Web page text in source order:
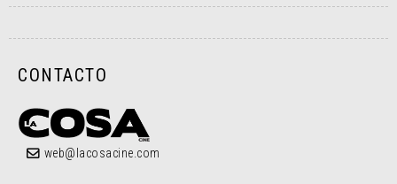
CONTACTO
web@lacosacine.com